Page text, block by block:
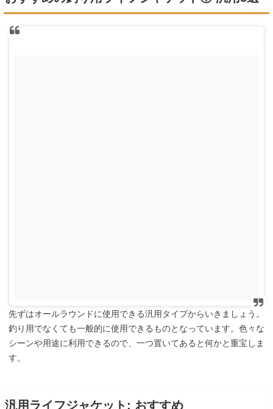
先ずはオールラウンドに使用できる汎用タイプからいきましょう。
釣り用でなくても一般的に使用できるものとなっています。色々な
シーンや用途に利用できるので、一つ置いてあると何かと重宝しま
す。
汎用ライフジャケット: おすすめ